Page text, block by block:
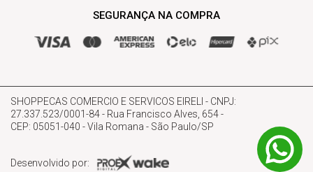
SEGURANÇA NA COMPRA
SHOPPECAS COMERCIO E SERVICOS EIRELI - CNPJ:
27.337.523/0001-84 - Rua Francisco Alves, 654 -
CEP: 05051-040 - Vila Romana - São Paulo/SP
Desenvolvido por: